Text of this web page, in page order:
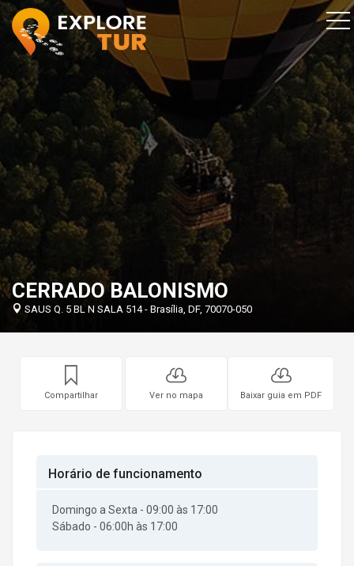
CERRADO BALONISMO
SAUS Q. 5 BL N SALA 514 - Brasília, DF, 70070-050
Compartilhar Ver no mapa Baixar guia em PDF
Horário de funcionamento
Domingo a Sexta - 09:00 às 17:00
Sábado - 06:00h às 17:00